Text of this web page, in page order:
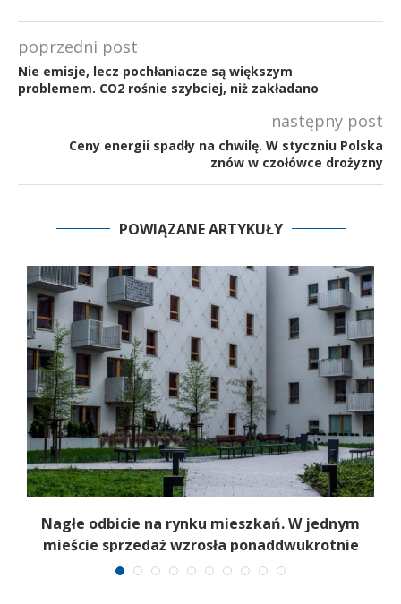
poprzedni post
Nie emisje, lecz pochłaniacze są większym
problemem. CO2 rośnie szybciej, niż zakładano
następny post
Ceny energii spadły na chwilę. W styczniu Polska
znów w czołówce drożyzny
POWIĄZANE ARTYKUŁY
Nagłe odbicie na rynku mieszkań. W jednym
mieście sprzedaż wzrosła ponaddwukrotnie